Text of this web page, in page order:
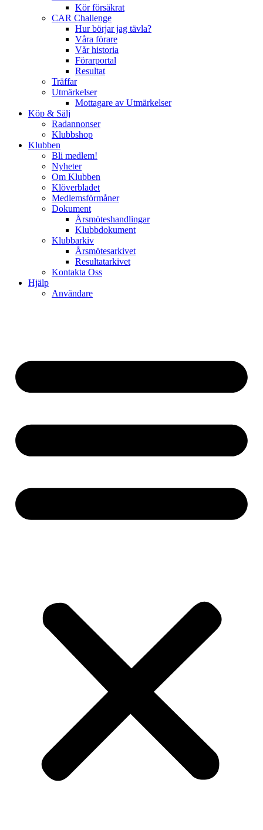
Kör försäkrat
CAR Challenge
Hur börjar jag tävla?
Våra förare
Vår historia
Förarportal
Resultat
Träffar
Utmärkelser
Mottagare av Utmärkelser
Köp & Sälj
Radannonser
Klubbshop
Klubben
Bli medlem!
Nyheter
Om Klubben
Klöverbladet
Medlemsförmåner
Dokument
Årsmöteshandlingar
Klubbdokument
Klubbarkiv
Årsmötesarkivet
Resultatarkivet
Kontakta Oss
Hjälp
Användare